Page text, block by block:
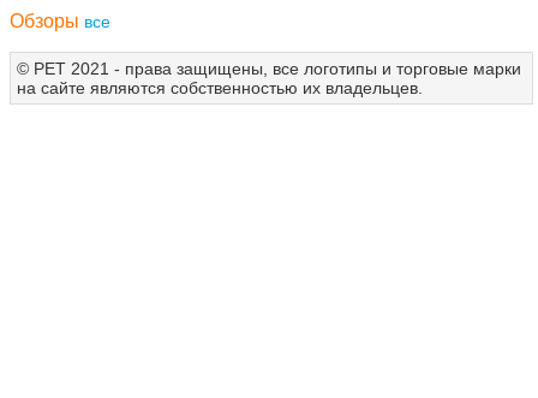
Обзоры все
© РЕТ 2021 - права защищены, все логотипы и торговые марки
на сайте являются собственностью их владельцев.